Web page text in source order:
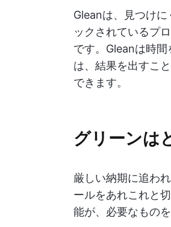
Gleanは、見つけ
ックされているプ
です。Gleanは時
は、結果を出すこ
できます。
グリーンは
厳しい納期に追わ
ールをあれこれと
能が、必要なもの